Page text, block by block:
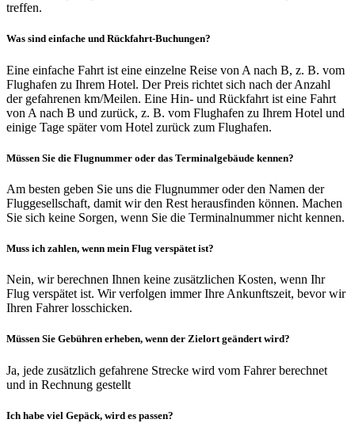
treffen.
Was sind einfache und Rückfahrt-Buchungen?
Eine einfache Fahrt ist eine einzelne Reise von A nach B, z. B. vom
Flughafen zu Ihrem Hotel. Der Preis richtet sich nach der Anzahl
der gefahrenen km/Meilen. Eine Hin- und Rückfahrt ist eine Fahrt
von A nach B und zurück, z. B. vom Flughafen zu Ihrem Hotel und
einige Tage später vom Hotel zurück zum Flughafen.
Müssen Sie die Flugnummer oder das Terminalgebäude kennen?
Am besten geben Sie uns die Flugnummer oder den Namen der
Fluggesellschaft, damit wir den Rest herausfinden können. Machen
Sie sich keine Sorgen, wenn Sie die Terminalnummer nicht kennen.
Muss ich zahlen, wenn mein Flug verspätet ist?
Nein, wir berechnen Ihnen keine zusätzlichen Kosten, wenn Ihr
Flug verspätet ist. Wir verfolgen immer Ihre Ankunftszeit, bevor wir
Ihren Fahrer losschicken.
Müssen Sie Gebühren erheben, wenn der Zielort geändert wird?
Ja, jede zusätzlich gefahrene Strecke wird vom Fahrer berechnet
und in Rechnung gestellt
Ich habe viel Gepäck, wird es passen?